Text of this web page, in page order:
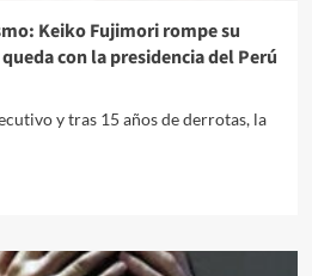
Keiko Fujimori rompe su
con la presidencia del Perú
y tras 15 años de derrotas, la